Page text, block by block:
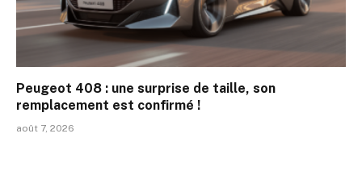
Peugeot 408 : une surprise de taille, son
remplacement est confirmé !
août 7, 2026